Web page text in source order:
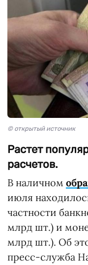
© открытый источник
Растет
расчетов.
В наличном
июля
частности
млрд шт.) и
млрд шт.). Об
пресс-служба